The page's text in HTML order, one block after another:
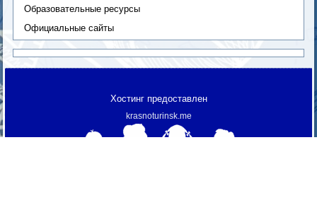
Образовательные ресурсы
Официальные сайты
Хостинг предоставлен
krasnoturinsk.me